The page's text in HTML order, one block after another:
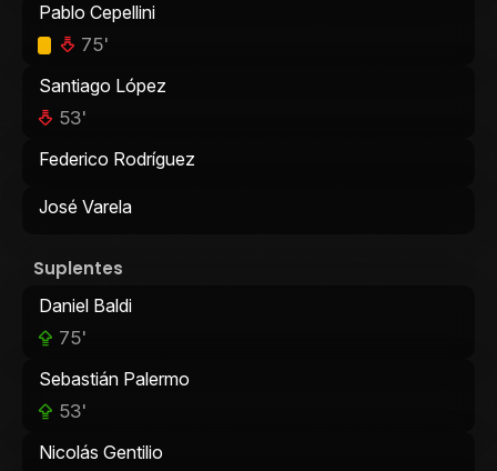
Pablo Cepellini
75'
Santiago López
53'
Federico Rodríguez
José Varela
Suplentes
Daniel Baldi
75'
Sebastián Palermo
53'
Nicolás Gentilio